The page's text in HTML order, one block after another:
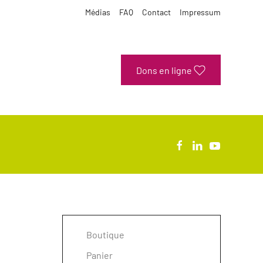
Médias FAQ Contact Impressum
Dons en ligne
Boutique
Panier